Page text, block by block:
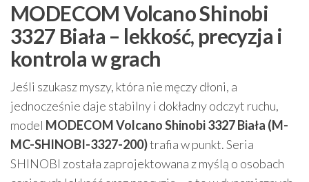
MODECOM Volcano Shinobi
3327 Biała – lekkość, precyzja i
kontrola w grach
Jeśli szukasz myszy, która nie męczy dłoni, a
jednocześnie daje stabilny i dokładny odczyt ruchu,
model MODECOM Volcano Shinobi 3327 Biała (M-
MC-SHINOBI-3327-200)trafia w punkt. Seria
SHINOBI została zaprojektowana z myślą o osobach